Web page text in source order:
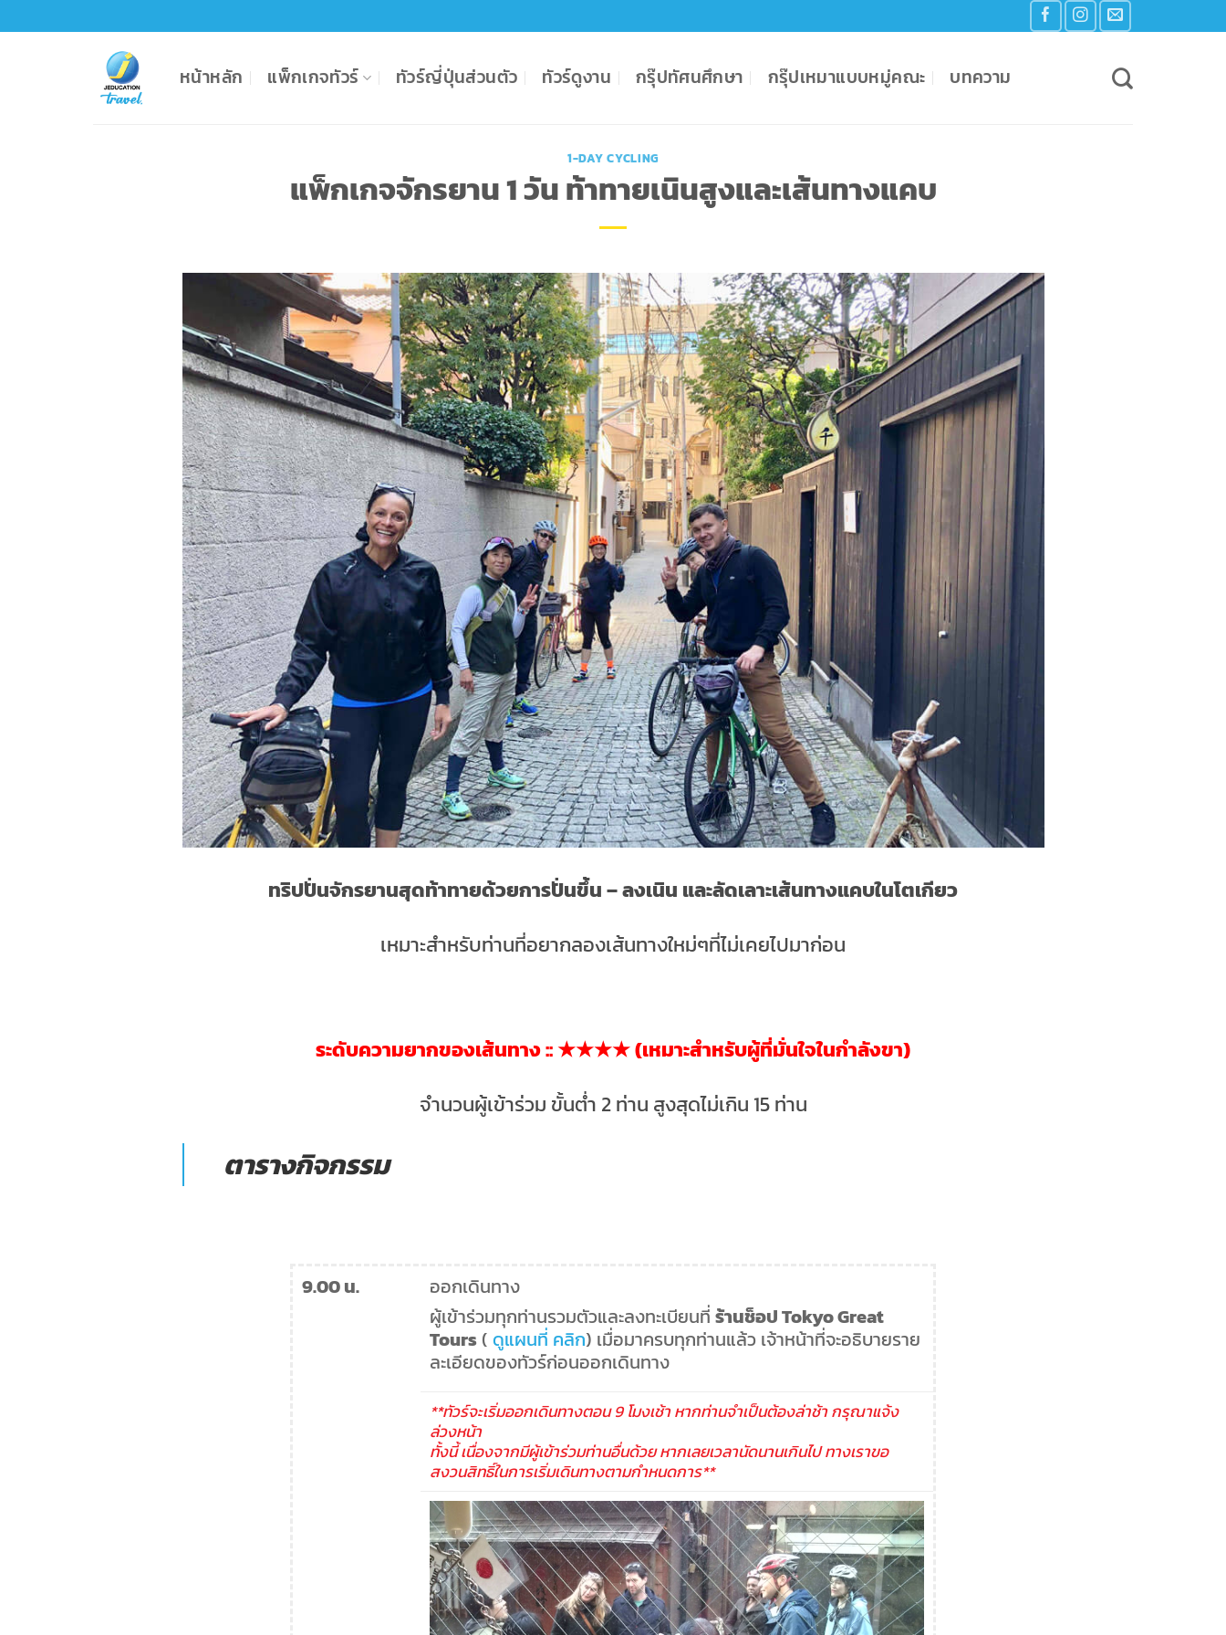
to
หน้าหลัก แพ็กเกจทัวร์ ทัวร์ญี่ปุ่นส่วนตัว ทัวร์ดูงาน กรุ๊ปทัศนศึกษา กรุ๊ปเหมาแบบหมู่คณะ บทความ
1-DAY CYCLING
แพ็กเกจจักรยาน 1 วัน ท้าทายเนินสูงและเส้นทางแคบ
ทริปปั่นจักรยานสุดท้าทายด้วยการปั่นขึ้น – ลงเนิน และลัดเลาะเส้นทางแคบในโตเกียว
เหมาะสำหรับท่านที่อยากลองเส้นทางใหม่ๆที่ไม่เคยไปมาก่อน
ระดับความยากของเส้นทาง :: ★★★★ (เหมาะสำหรับผู้ที่มั่นใจในกำลังขา)
จำนวนผู้เข้าร่วม ขั้นต่ำ 2 ท่าน สูงสุดไม่เกิน 15 ท่าน
ตารางกิจกรรม
9.00 น.
ออกเดินทาง
ผู้เข้าร่วมทุกท่านรวมตัวและลงทะเบียนที่ ร้านช็อป Tokyo Great
Tours( ดูแผนที่ คลิก) เมื่อมาครบทุกท่านแล้ว เจ้าหน้าที่จะอธิบายราย
ละเอียดของทัวร์ก่อนออกเดินทาง
**ทัวร์จะเริ่มออกเดินทางตอน 9 โมงเช้า หากท่านจำเป็นต้องล่าช้า กรุณาแจ้ง
ล่วงหน้า
ทั้งนี้ เนื่องจากมีผู้เข้าร่วมท่านอื่นด้วย หากเลยเวลานัดนานเกินไป ทางเราขอ
สงวนสิทธิ์ในการเริ่มเดินทางตามกำหนดการ**